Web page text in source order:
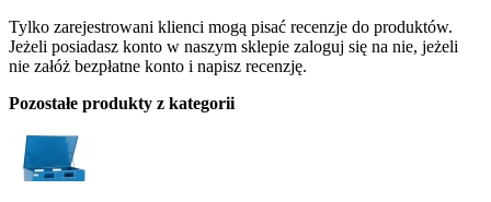
Tylko zarejestrowani klienci mogą pisać recenzje do produktów.
Jeżeli posiadasz konto w naszym sklepie zaloguj się na nie, jeżeli
nie załóż bezpłatne konto i napisz recenzję.
Pozostałe produkty z kategorii